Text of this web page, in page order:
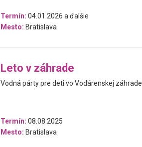
Termín: 04.01.2026 a ďalšie
Mesto: Bratislava
Leto v záhrade
Vodná párty pre deti vo Vodárenskej záhrade.
Termín: 08.08.2025
Mesto: Bratislava